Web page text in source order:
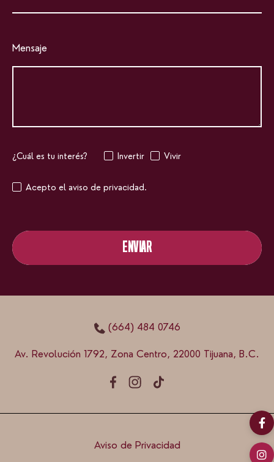
Mensaje
¿Cuál es tu interés? Invertir Vivir
Acepto el aviso de privacidad.
ENVIAR
(664) 484 0746
Av. Revolución 1792, Zona Centro, 22000 Tijuana, B.C.
Aviso de Privacidad